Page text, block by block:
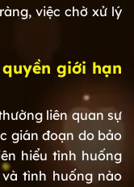
việc chờ xử lý
giới hạn
liên quan sự
gián đoạn do bảo
hiểu tình huống
tình huống nào